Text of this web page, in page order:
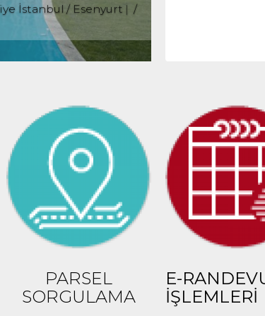
İstanbul / Esenyurt
/
PARSEL
SORGULAMA
E-
İŞLEMLERİ